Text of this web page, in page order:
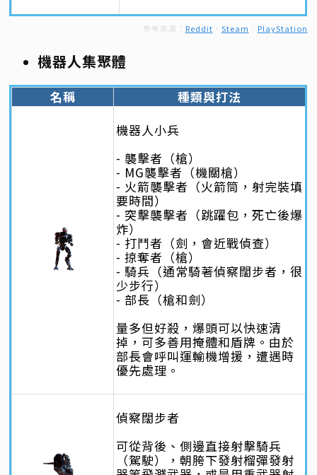
參考來源： Reddit 、 Steam 、 PlayStation
機器人集聚體
名稱
種類與打法
機器人小兵
- 襲擊者（槍）
- MG襲擊者（機關槍）
- 火箭襲擊者（火箭筒，射完裝填
要時間）
- 突擊襲擊者（跳躍包，死亡後爆
炸）
- 打鬥者（劍，會近戰偵查）
- 掠奪者（槍）
- 騎兵（通常騎著偵察闊步者，很
少步行）
- 部長（槍和劍）
量多但好殺，爆頭可以快速清
掉，可多善用掩體和盾牌。由於
部長會呼叫運輸機增援，遭遇時
優先處理。
偵察闊步者
可從背後、側邊直接射擊騎兵
（駕駛），朝胯下發射榴彈發射